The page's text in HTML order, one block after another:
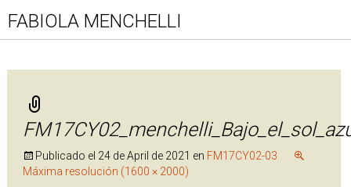
FABIOLA MENCHELLI
Publicado el 24 de April de 2021 en FM17CY02-03
Máxima resolución (1600 × 2000)